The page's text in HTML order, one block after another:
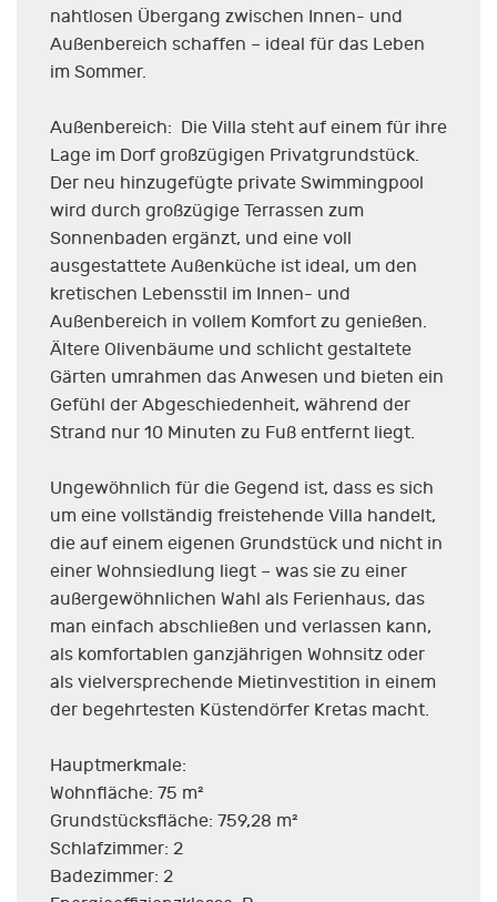
nahtlosen Übergang zwischen Innen- und
Außenbereich schaffen – ideal für das Leben
im Sommer.
Außenbereich: Die Villa steht auf einem für ihre
Lage im Dorf großzügigen Privatgrundstück.
Der neu hinzugefügte private Swimmingpool
wird durch großzügige Terrassen zum
Sonnenbaden ergänzt, und eine voll
ausgestattete Außenküche ist ideal, um den
kretischen Lebensstil im Innen- und
Außenbereich in vollem Komfort zu genießen.
Ältere Olivenbäume und schlicht gestaltete
Gärten umrahmen das Anwesen und bieten ein
Gefühl der Abgeschiedenheit, während der
Strand nur 10 Minuten zu Fuß entfernt liegt.
Ungewöhnlich für die Gegend ist, dass es sich
um eine vollständig freistehende Villa handelt,
die auf einem eigenen Grundstück und nicht in
einer Wohnsiedlung liegt – was sie zu einer
außergewöhnlichen Wahl als Ferienhaus, das
man einfach abschließen und verlassen kann,
als komfortablen ganzjährigen Wohnsitz oder
als vielversprechende Mietinvestition in einem
der begehrtesten Küstendörfer Kretas macht.
Hauptmerkmale:
Wohnfläche: 75 m²
Grundstücksfläche: 759,28 m²
Schlafzimmer: 2
Badezimmer: 2